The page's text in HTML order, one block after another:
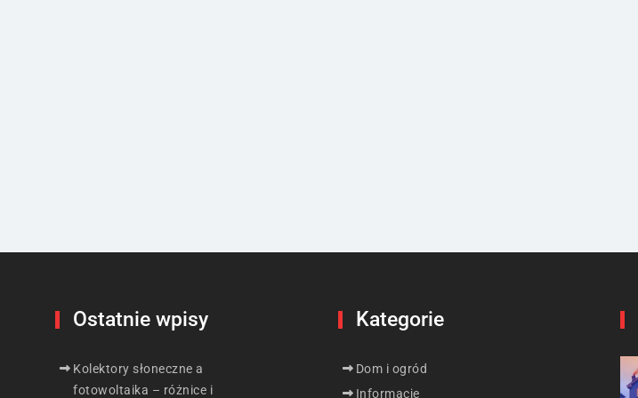
Ostatnie wpisy
Kolektory słoneczne a
fotowoltaika – różnice i
Kategorie
Dom i ogród
Informacje